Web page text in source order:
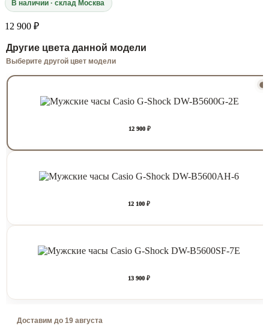
В наличии · склад Москва
12 900 ₽
Другие цвета данной модели
Выберите другой цвет модели
12 900 ₽
12 100 ₽
13 900 ₽
Доставим до 19 августа